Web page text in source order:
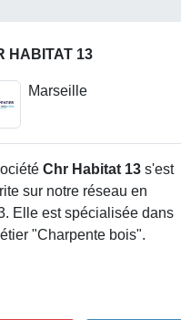
HABITAT 13
Marseille
Chr Habitat 13 s'est
sur notre réseau en
Elle est spécialisée dans
"Charpente bois".